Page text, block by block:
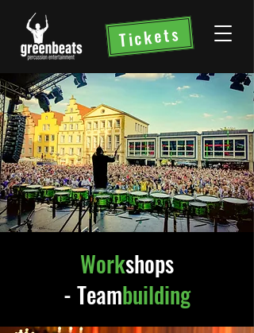
Tickets
Workshops
-Teambuilding